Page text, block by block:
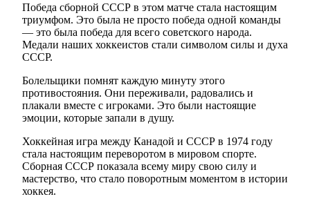
Победа сборной СССР в этом матче стала настоящим
триумфом. Это была не просто победа одной команды
— это была победа для всего советского народа.
Медали наших хоккеистов стали символом силы и духа
СССР.
Болельщики помнят каждую минуту этого
противостояния. Они переживали, радовались и
плакали вместе с игроками. Это были настоящие
эмоции, которые запали в душу.
Хоккейная игра между Канадой и СССР в 1974 году
стала настоящим переворотом в мировом спорте.
Сборная СССР показала всему миру свою силу и
мастерство, что стало поворотным моментом в истории
хоккея.